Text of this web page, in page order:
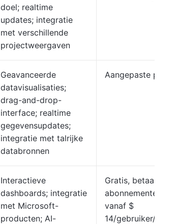
doel; realtime
updates; integratie
met verschillende
projectweergaven
Geavanceerde
datavisualisaties;
drag-and-drop-
interface; realtime
gegevensupdates;
integratie met talrijke
databronnen
Aangepaste prijzen
Interactieve
dashboards; integratie
met Microsoft-
producten; AI-
Gratis, betaalde
abonnementen
vanaf $
14/gebruiker/maand